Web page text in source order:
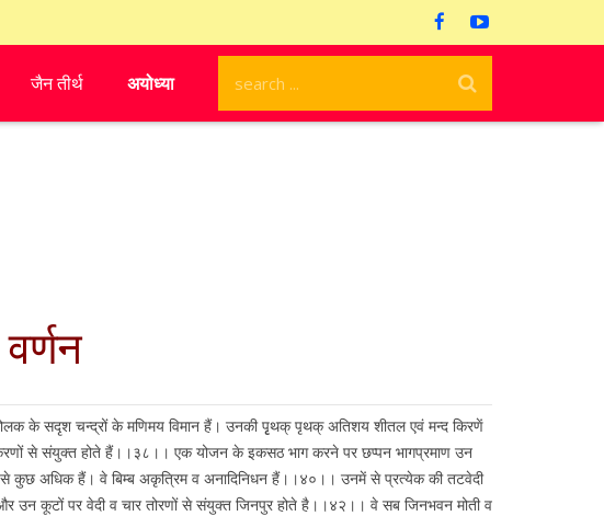
जैन तीर्थ अयोध्या
के सदृश चन्द्रों के मणिमय विमान हैं। उनकी पृृथक् पृथक् अतिशय शीतल एवं मन्द किरणें
से संयुक्त होते हैं।।३८।। एक योजन के इकसठ भाग करने पर छप्पन भागप्रमाण उन
कुछ अधिक हैं। वे बिम्ब अकृत्रिम व अनादिनिधन हैं।।४०।। उनमें से प्रत्येक की तटवेदी
उन कूटों पर वेदी व चार तोरणों से संयुक्त जिनपुर होते है।।४२।। वे सब जिनभवन मोती व